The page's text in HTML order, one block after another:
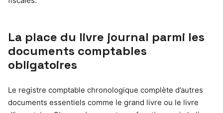
La place du livre journal parmi les
documents comptables
obligatoires
Le registre comptable chronologique complète d’autres
documents essentiels comme le grand livre ou le livre